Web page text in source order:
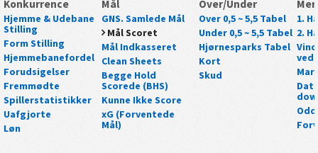
Konkurrence
Hjemme & Udebane
Stilling
Form Stilling
Hjemmebanefordel
Forudsigelser
Fremmødte
Spillerstatistikker
Uafgjorte
Løn
Mål
GNS. Samlede Mål
Mål Scoret
Mål Indkasseret
Clean Sheets
Begge Hold
Scorede (BHS)
Kunne Ikke Score
xG (Forventede
Mål)
Over/Under
Over 0,5 ~ 5,5 Tabel
Under 0,5 ~ 5,5 Tabel
Hjørnesparks Tabel
Kort
Skud
1.
2.
ved